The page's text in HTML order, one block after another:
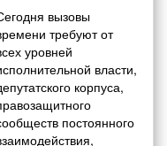
вызовы
требуют от
уровней
власти,
корпуса,
постоянного